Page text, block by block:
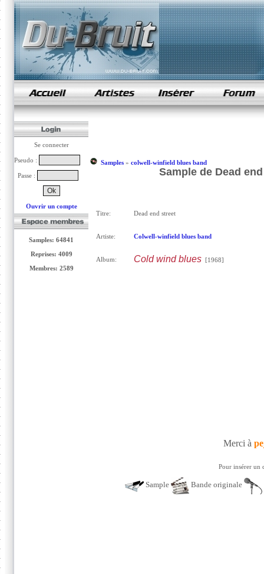
samples de rap
Se connecter
Pseudo :
Passe :
Ouvrir un compte
Samples: 64841
Reprises: 4009
Membres: 2589
Samples» colwell-winfield blues band
Sample de Dead
Titre: Dead end street
Artiste: Colwell-winfield blues band
Album: Cold wind blues[1968]
Merci à
Pour insérer un
Sample Bande originale